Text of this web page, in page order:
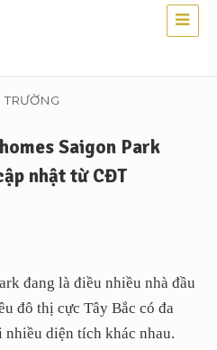
TRƯỜNG
Saigon Park
nhật từ CĐT
đang là điều nhiều nhà đầu
đô thị cực Tây Bắc có đa
diện tích khác nhau.